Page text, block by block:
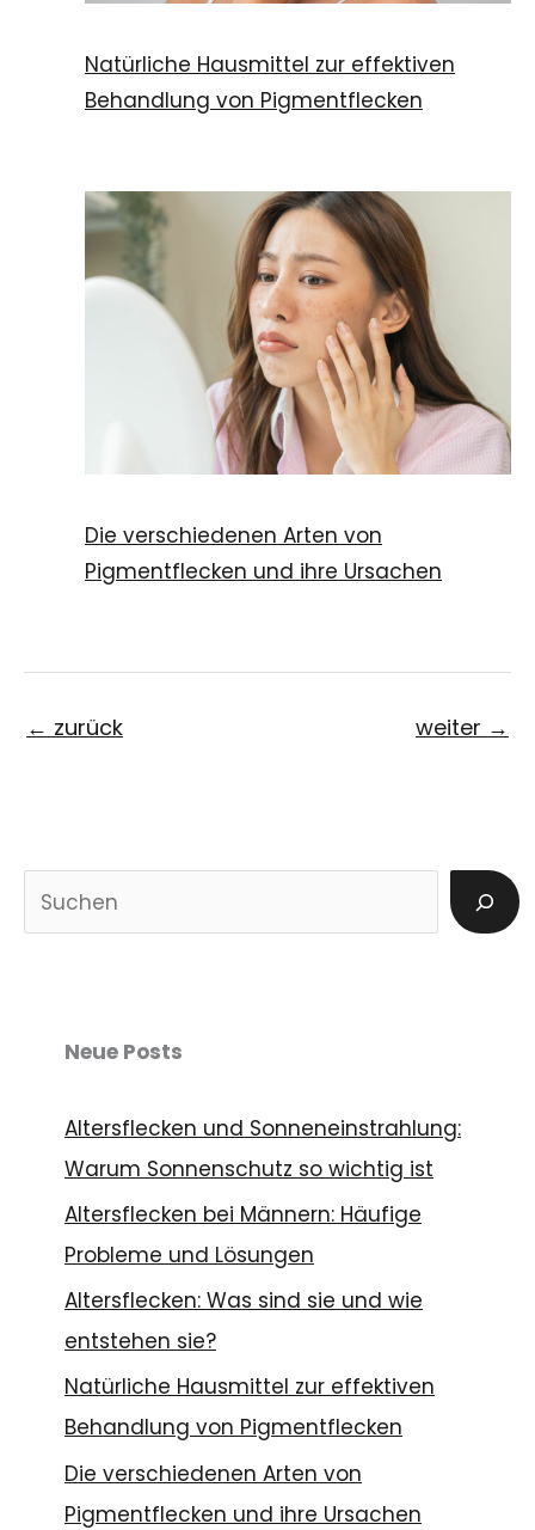
Natürliche Hausmittel zur effektiven
Behandlung von Pigmentflecken
Die verschiedenen Arten von
Pigmentflecken und ihre Ursachen
← zurück weiter →
u
Neue Posts
Altersflecken und Sonneneinstrahlung:
Warum Sonnenschutz so wichtig ist
Altersflecken bei Männern: Häufige
Probleme und Lösungen
Altersflecken: Was sind sie und wie
entstehen sie?
Natürliche Hausmittel zur effektiven
Behandlung von Pigmentflecken
Die verschiedenen Arten von
Pigmentflecken und ihre Ursachen